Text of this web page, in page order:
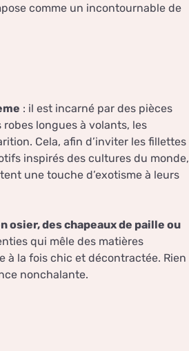
comme un incontournable de
: il est incarné par des pièces
longues à volants, les
Cela, afin d’inviter les fillettes
inspirés des cultures du monde,
une touche d’exotisme à leurs
osier, des chapeaux de paille ou
qui mêle des matières
à la fois chic et décontractée. Rien
nonchalante.